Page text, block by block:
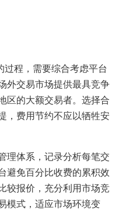
程，需要综合考虑平台
外交易市场提供最具竞争
区的大额交易者。选择合
，费用节约不应以牺牲安
理体系，记录分析每笔交
避免百分比收费的累积效
较报价，充分利用市场竞
模式，适应市场环境变